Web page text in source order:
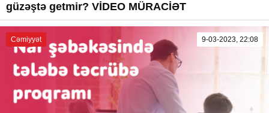
güzəştə getmir? VİDEO MÜRACİƏT
Cəmiyyət 9-03-2023, 22:08